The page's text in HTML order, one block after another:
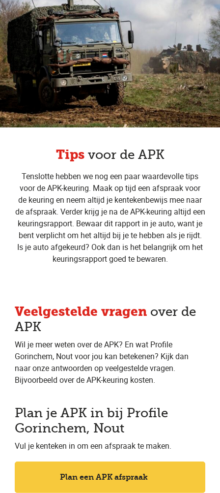
Tips voor de APK
Tenslotte hebben we nog een paar waardevolle tips
voor de APK-keuring. Maak op tijd een afspraak voor
de keuring en neem altijd je kentekenbewijs mee naar
de afspraak. Verder krijg je na de APK-keuring altijd een
keuringsrapport. Bewaar dit rapport in je auto, want je
bent verplicht om het altijd bij je te hebben als je rijdt.
Is je auto afgekeurd? Ook dan is het belangrijk om het
keuringsrapport goed te bewaren.
Veelgestelde vragen over de
APK
Wil je meer weten over de APK? En wat Profile
Gorinchem, Nout voor jou kan betekenen? Kijk dan
naar onze antwoorden op veelgestelde vragen.
Bijvoorbeeld over de APK-keuring kosten.
Plan je APK in bij Profile
Gorinchem, Nout
Vul je kenteken in om een afspraak te maken.
Plan een APK afspraak